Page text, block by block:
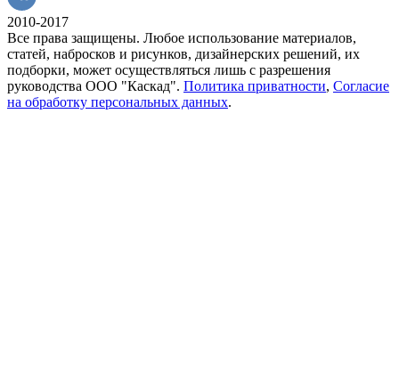
2010-2017
Все права защищены. Любое использование материалов,
статей, набросков и рисунков, дизайнерских решений, их
подборки, может осуществляться лишь с разрешения
руководства ООО "Каскад". Политика приватности, Согласие
на обработку персональных данных.